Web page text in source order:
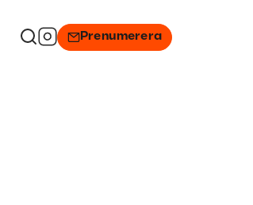
Prenumerera